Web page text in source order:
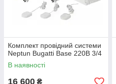
Комплект провідний системи
Neptun Bugatti Base 220B 3/4
В наявності
16 600 ₴